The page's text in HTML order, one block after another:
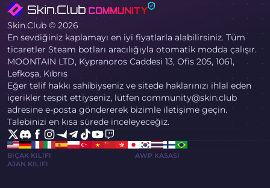
Skin.Club © 2026
En sevdiğiniz kaplamayı en iyi fiyatlarla alabilirsiniz. Tüm
ticaretler Steam botları aracılığıyla otomatik modda çalışır.
MOONTAIN LTD, Kypranoros Caddesi 13, Ofis 205, 1061,
Lefkoşa, Kıbrıs
Eğer telif hakkı sahibiyseniz ve sitede haklarınızı ihlal eden
içerikler tespit ettiyseniz, lütfen community@skin.club
adresine e-posta göndererek bizimle iletişime geçin.
Talebinizi en kısa sürede inceleyeceğiz.
BIÇAK KILIFI
AWP KASASI
AJAN KILIFI